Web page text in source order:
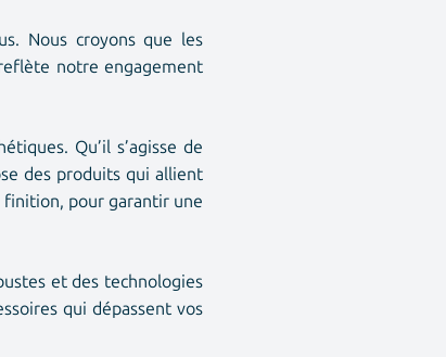
Nous croyons que les
notre engagement
Qu’il s’agisse de
des produits qui allient
finition, pour garantir une
et des technologies
qui dépassent vos